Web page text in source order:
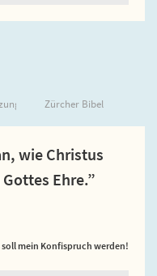
Zürcher Bibel
wie Christus
Ehre.”
soll mein Konfispruch werden!